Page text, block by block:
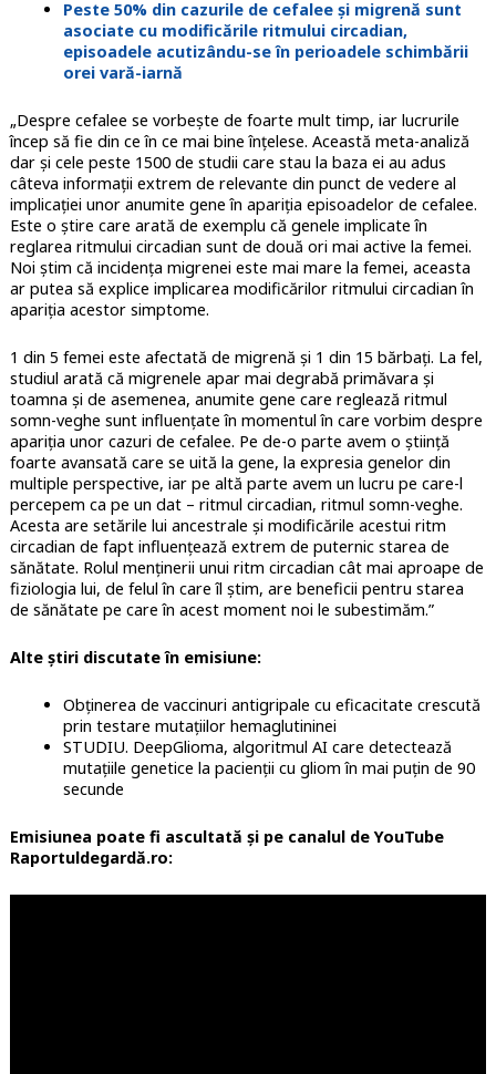
Peste 50% din cazurile de cefalee și migrenă sunt
asociate cu modificările ritmului circadian,
episoadele acutizându-se în perioadele schimbării
orei vară-iarnă
„Despre cefalee se vorbește de foarte mult timp, iar lucrurile
încep să fie din ce în ce mai bine înțelese. Această meta-analiză
dar și cele peste 1500 de studii care stau la baza ei au adus
câteva informații extrem de relevante din punct de vedere al
implicației unor anumite gene în apariția episoadelor de cefalee.
Este o știre care arată de exemplu că genele implicate în
reglarea ritmului circadian sunt de două ori mai active la femei.
Noi știm că incidența migrenei este mai mare la femei, aceasta
ar putea să explice implicarea modificărilor ritmului circadian în
apariția acestor simptome.
1 din 5 femei este afectată de migrenă și 1 din 15 bărbați. La fel,
studiul arată că migrenele apar mai degrabă primăvara și
toamna și de asemenea, anumite gene care reglează ritmul
somn-veghe sunt influențate în momentul în care vorbim despre
apariția unor cazuri de cefalee. Pe de-o parte avem o știință
foarte avansată care se uită la gene, la expresia genelor din
multiple perspective, iar pe altă parte avem un lucru pe care-l
percepem ca pe un dat – ritmul circadian, ritmul somn-veghe.
Acesta are setările lui ancestrale și modificările acestui ritm
circadian de fapt influențează extrem de puternic starea de
sănătate. Rolul menținerii unui ritm circadian cât mai aproape de
fiziologia lui, de felul în care îl știm, are beneficii pentru starea
de sănătate pe care în acest moment noi le subestimăm.”
Alte știri discutate în emisiune:
Obținerea de vaccinuri antigripale cu eficacitate crescută
prin testare mutațiilor hemaglutininei
STUDIU. DeepGlioma, algoritmul AI care detectează
mutațiile genetice la pacienții cu gliom în mai puțin de 90
secunde
Emisiunea poate fi ascultată și pe canalul de YouTube
Raportuldegardă.ro: